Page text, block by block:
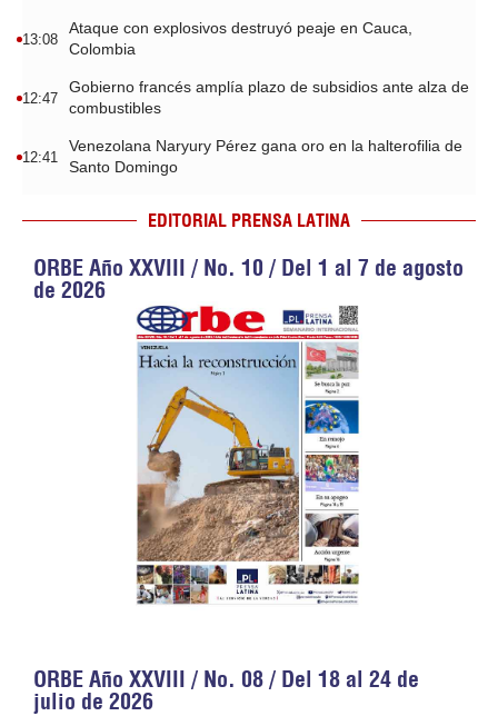
13:08
Ataque con explosivos destruyó peaje en Cauca,
Colombia
12:47
Gobierno francés amplía plazo de subsidios ante alza de
combustibles
12:41
Venezolana Naryury Pérez gana oro en la halterofilia de
Santo Domingo
EDITORIAL PRENSA LATINA
ORBE Año XXVIII / No. 10 / Del 1 al 7 de agosto
de 2026
ORBE Año XXVIII / No. 08 / Del 18 al 24 de
julio de 2026